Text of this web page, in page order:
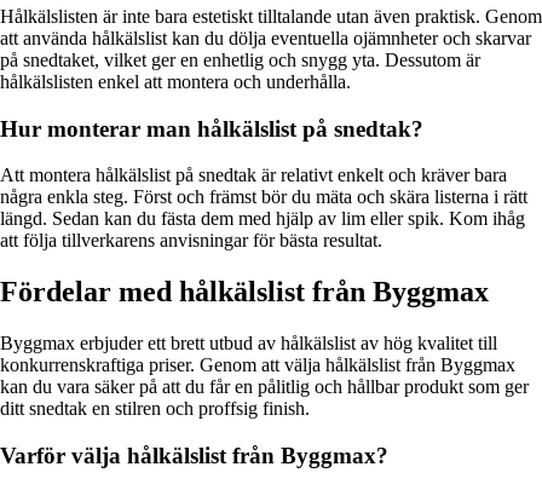
Hålkälslisten är inte bara estetiskt tilltalande utan även praktisk. Genom
att använda hålkälslist kan du dölja eventuella ojämnheter och skarvar
på snedtaket, vilket ger en enhetlig och snygg yta. Dessutom är
hålkälslisten enkel att montera och underhålla.
Hur monterar man hålkälslist på snedtak?
Att montera hålkälslist på snedtak är relativt enkelt och kräver bara
några enkla steg. Först och främst bör du mäta och skära listerna i rätt
längd. Sedan kan du fästa dem med hjälp av lim eller spik. Kom ihåg
att följa tillverkarens anvisningar för bästa resultat.
Fördelar med hålkälslist från Byggmax
Byggmax erbjuder ett brett utbud av hålkälslist av hög kvalitet till
konkurrenskraftiga priser. Genom att välja hålkälslist från Byggmax
kan du vara säker på att du får en pålitlig och hållbar produkt som ger
ditt snedtak en stilren och proffsig finish.
Varför välja hålkälslist från Byggmax?